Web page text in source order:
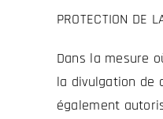
PROTECTION DE
Dans la mesure
la divulgation de
également